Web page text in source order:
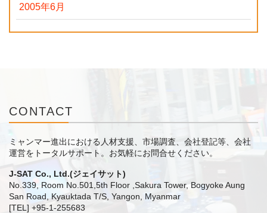
2005年6月
CONTACT
ミャンマー進出における人材支援、市場調査、会社登記等、会社
運営をトータルサポート。 お気軽にお問合せください。
J-SAT Co., Ltd.(ジェイサット)
No.339, Room No.501,5th Floor ,Sakura Tower, Bogyoke Aung
San Road, Kyauktada T/S, Yangon, Myanmar
[TEL] +95-1-255683